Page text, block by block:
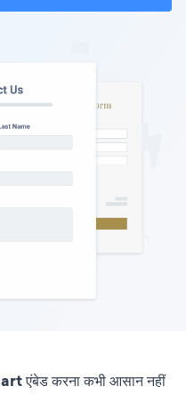
एंबेड करना कभी आसान नहीं